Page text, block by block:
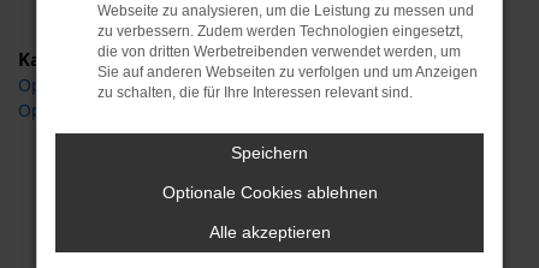
Kategorie
Opel Corsa Gebrauchtwagen Magdeburg
Opel Corsa Magdeburg
Fehler: Network Error
Beim Laden ist ein Fehler aufgetreten.
Webseite zu analysieren, um die Leistung zu messen und
zu verbessern. Zudem werden Technologien eingesetzt,
die von dritten Werbetreibenden verwendet werden, um
Sie auf anderen Webseiten zu verfolgen und um Anzeigen
zu schalten, die für Ihre Interessen relevant sind.
Speichern
Optionale Cookies ablehnen
Alle akzeptieren